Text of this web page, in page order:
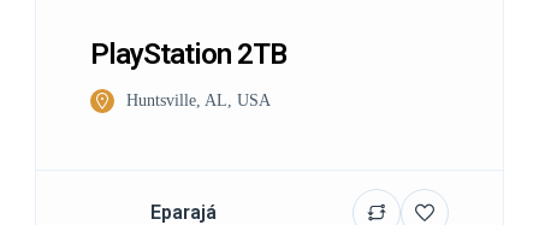
PlayStation 2TB
Huntsville, AL, USA
Eparajá